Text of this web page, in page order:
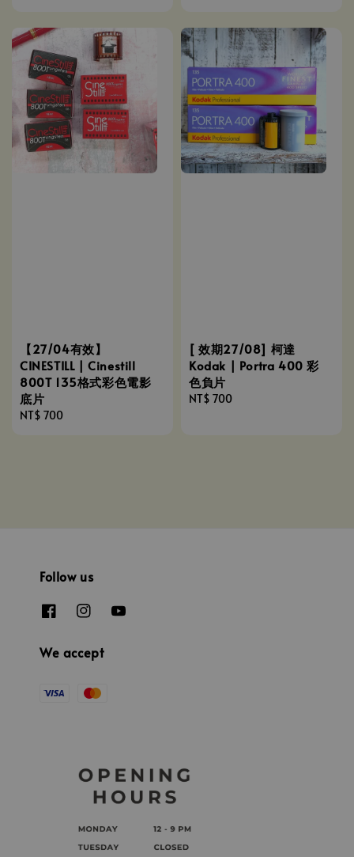
【27/04有效】
CINESTILL | Cinestill
800T 135格式彩色電影
底片
Regular
NT$ 700
[ 效期27/08] 柯達
Kodak | Portra 400 彩
色負片
Regular
NT$ 700
Follow us
We accept